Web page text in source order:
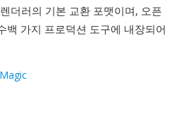
더러의 기본 교환 포맷이며, 오픈
백 가지 프로덕션 도구에 내장되어